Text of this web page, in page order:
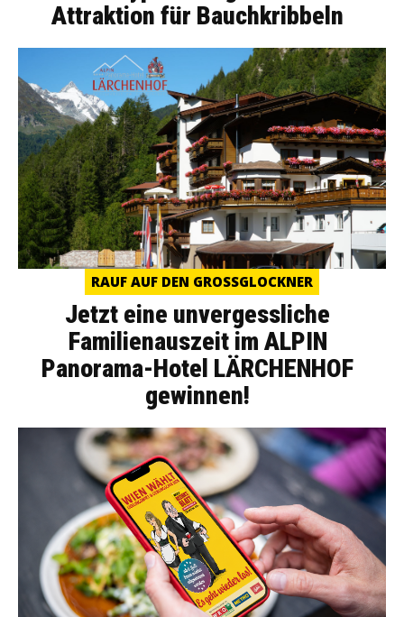
Attraktion für Bauchkribbeln
RAUF AUF DEN GROSSGLOCKNER
Jetzt eine unvergessliche
Familienauszeit im ALPIN
Panorama-Hotel LÄRCHENHOF
gewinnen!